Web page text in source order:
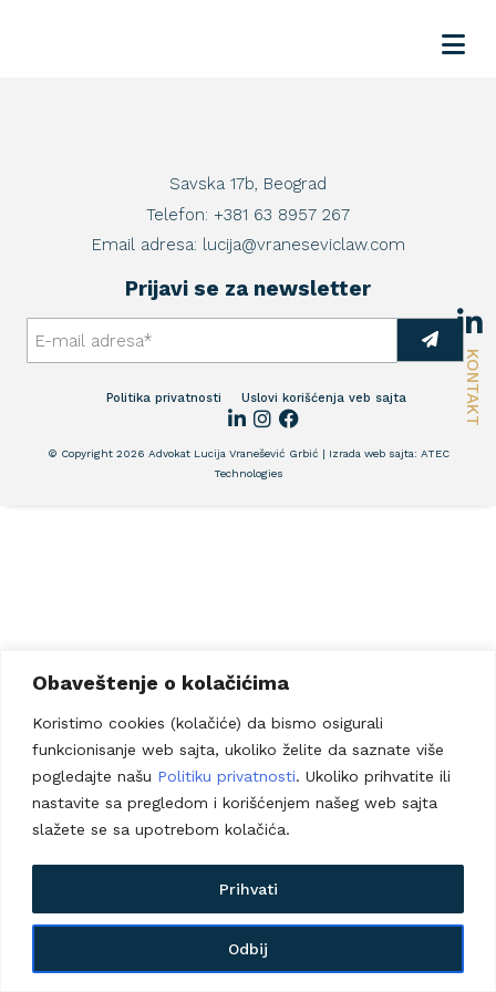
Obaveštenje o kolačićima
Koristimo cookies (kolačiće) da bismo osigurali
funkcionisanje web sajta, ukoliko želite da saznate više
pogledajte našu Politiku privatnosti. Ukoliko prihvatite ili
nastavite sa pregledom i korišćenjem našeg web sajta
slažete se sa upotrebom kolačića.
Odbij
Prihvati
KONTAKT
Savska 17b, Beograd
Telefon: +381 63 8957 267
Email adresa: lucija@vraneseviclaw.com
Prijavi se za newsletter
© Copyright 2026 Advokat Lucija Vranešević Grbić | Izrada web sajta: ATEC
Technologies
Politika privatnosti Uslovi korišćenja veb sajta